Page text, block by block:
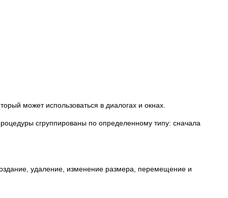
может использоваться в диалогах и окнах.
сгруппированы по определенному типу: сначала
удаление, изменение размера, перемещение и